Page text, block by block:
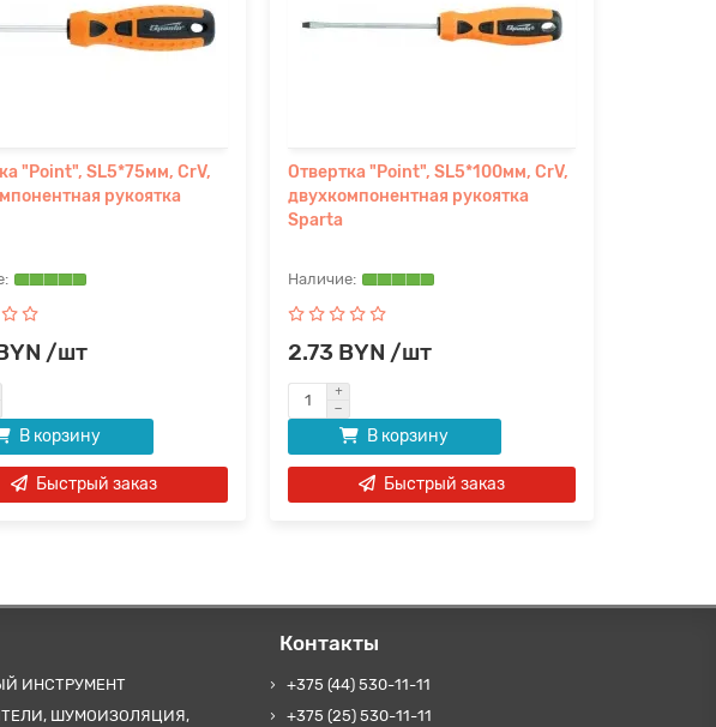
"Point", SL5*75мм, CrV,
рукоятка
/шт
В корзину
Быстрый заказ
Отвертка "Point", SL5*100мм, CrV,
двухкомпонентная рукоятка
Sparta
2.73 BYN /шт
В корзину
Быстрый заказ
ИНСТРУМЕНТ
ШУМОИЗОЛЯЦИЯ,
Контакты
+375 (44) 530-11-11
+375 (25) 530-11-11